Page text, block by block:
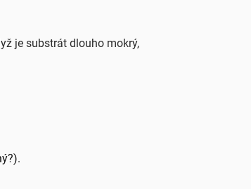
je substrát dlouho mokrý,